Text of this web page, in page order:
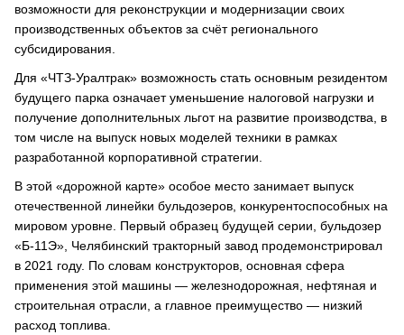
возможности для реконструкции и модернизации своих
производственных объектов за счёт регионального
субсидирования.
Для «ЧТЗ-Уралтрак» возможность стать основным резидентом
будущего парка означает уменьшение налоговой нагрузки и
получение дополнительных льгот на развитие производства, в
том числе на выпуск новых моделей техники в рамках
разработанной корпоративной стратегии.
В этой «дорожной карте» особое место занимает выпуск
отечественной линейки бульдозеров, конкурентоспособных на
мировом уровне. Первый образец будущей серии, бульдозер
«Б-11Э», Челябинский тракторный завод продемонстрировал
в 2021 году. По словам конструкторов, основная сфера
применения этой машины — железнодорожная, нефтяная и
строительная отрасли, а главное преимущество — низкий
расход топлива.